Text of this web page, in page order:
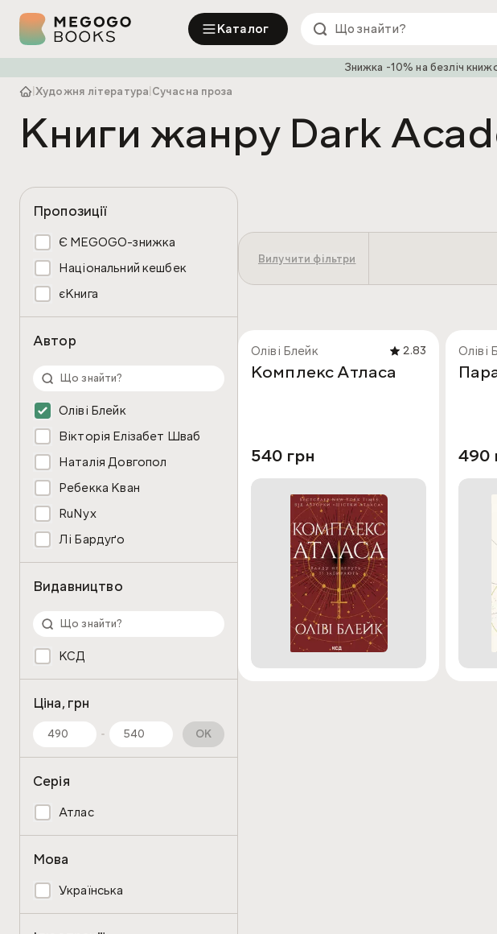
Каталог
Знижка -10% на безліч
|Художня література Сучасна проза
Книги жанру Dark
Пропозиції
Є MEGOGO-знижка
Національний кешбек
єКнига
Автор
Оліві Блейк
Вікторія Елізабет Шваб
Наталія Довгопол
Ребекка Кван
RuNyx
Лі Бардуґо
Видавництво
КСД
Ціна, грн
OK
Серія
Атлас
Мова
Українська
Вилучити фільтри
Оліві Блейк 2.83
Комплекс Атласа
540 грн
Оліві
490